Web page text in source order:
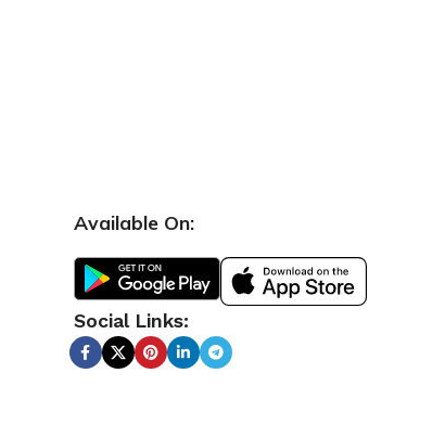
Available On:
Social Links: